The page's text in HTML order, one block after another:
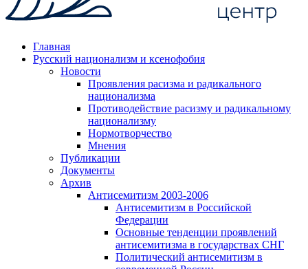
Главная
Русский национализм и ксенофобия
Новости
Проявления расизма и радикального
национализма
Противодействие расизму и радикальному
национализму
Нормотворчество
Мнения
Публикации
Документы
Архив
Антисемитизм 2003-2006
Антисемитизм в Российской
Федерации
Основные тенденции проявлений
антисемитизма в государствах СНГ
Политический антисемитизм в